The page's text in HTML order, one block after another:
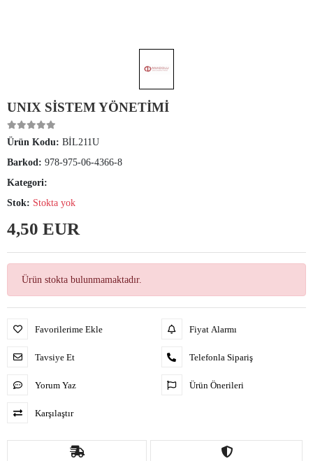
UNIX SİSTEM YÖNETİMİ
Ürün Kodu: BİL211U
Barkod: 978-975-06-4366-8
Kategori:
Stok: Stokta yok
4,50 EUR
Ürün stokta bulunmamaktadır.
Favorilerime Ekle
Tavsiye Et
Yorum Yaz
Karşılaştır
Fiyat Alarmı
Telefonla Sipariş
Ürün Önerileri